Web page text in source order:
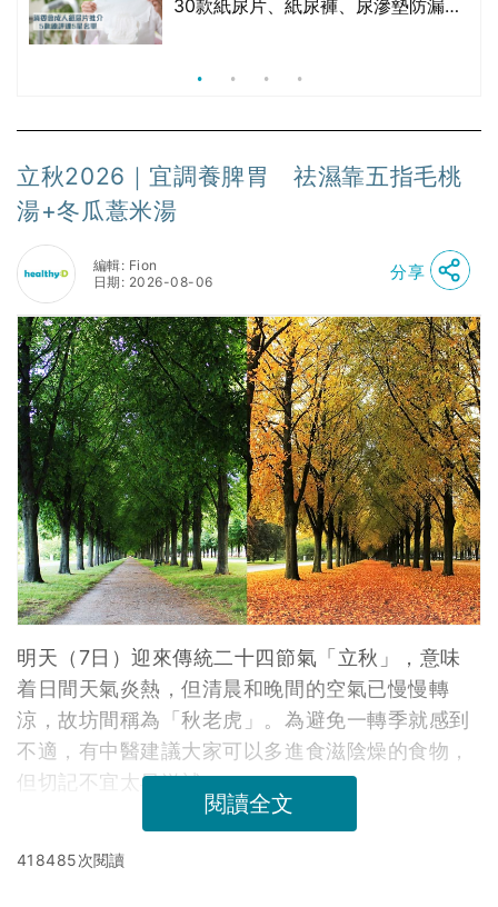
30款紙尿片、紙尿褲、尿滲墊防漏表
立秋2026｜宜調養脾胃 祛濕靠五指毛桃
湯+冬瓜薏米湯
編輯: Fion
日期: 2026-08-06
分享
明天（7日）迎來傳統二十四節氣「立秋」，意味
着日間天氣炎熱，但清晨和晚間的空氣已慢慢轉
涼，故坊間稱為「秋老虎」。為避免一轉季就感到
不適，有中醫建議大家可以多進食滋陰燥的食物，
但切記不宜太早滋補。
閱讀全文
418485次閱讀